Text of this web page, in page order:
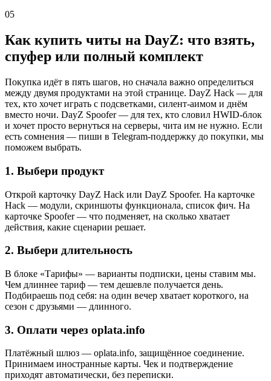
05
Как купить читы на DayZ: что взять,
спуфер или полный комплект
Покупка идёт в пять шагов, но сначала важно определиться
между двумя продуктами на этой странице. DayZ Hack — для
тех, кто хочет играть с подсветками, силент-аимом и днём
вместо ночи. DayZ Spoofer — для тех, кто словил HWID-блок
и хочет просто вернуться на серверы, чита им не нужно. Если
есть сомнения — пиши в Telegram-поддержку до покупки, мы
поможем выбрать.
1. Выбери продукт
Открой карточку DayZ Hack или DayZ Spoofer. На карточке
Hack — модули, скриншоты функционала, список фич. На
карточке Spoofer — что подменяет, на сколько хватает
действия, какие сценарии решает.
2. Выбери длительность
В блоке «Тарифы» — варианты подписки, цены ставим мы.
Чем длиннее тариф — тем дешевле получается день.
Подбираешь под себя: на один вечер хватает короткого, на
сезон с друзьями — длинного.
3. Оплати через oplata.info
Платёжный шлюз — oplata.info, защищённое соединение.
Принимаем иностранные карты. Чек и подтверждение
приходят автоматически, без переписки.